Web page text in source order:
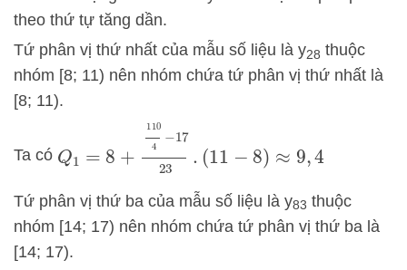
theo thứ tự tăng dần.
Tứ phân vị thứ nhất của mẫu số liệu là y28 thuộc
nhóm [8; 11) nên nhóm chứa tứ phân vị thứ nhất là
[8; 11).
Ta có
1104−17
Tứ phân vị thứ ba của mẫu số liệu là y83 thuộc
nhóm [14; 17) nên nhóm chứa tứ phân vị thứ ba là
[14; 17).